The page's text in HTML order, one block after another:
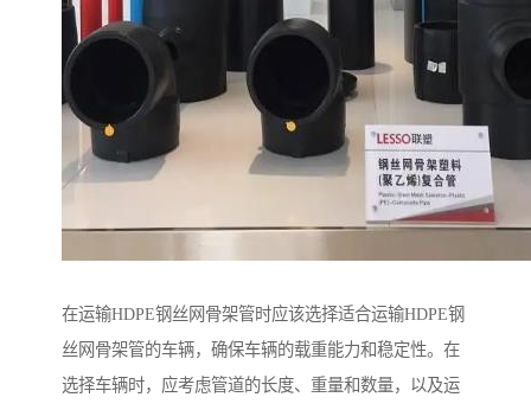
在运输HDPE钢丝网骨架管时应该选择适合运输HDPE钢
丝网骨架管的车辆，确保车辆的载重能力和稳定性。在
选择车辆时，应考虑管道的长度、重量和数量，以及运